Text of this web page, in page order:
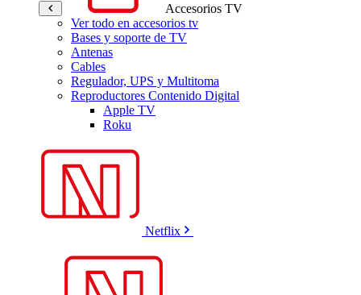
Accesorios TV
Ver todo en accesorios tv
Bases y soporte de TV
Antenas
Cables
Regulador, UPS y Multitoma
Reproductores Contenido Digital
Apple TV
Roku
Netflix